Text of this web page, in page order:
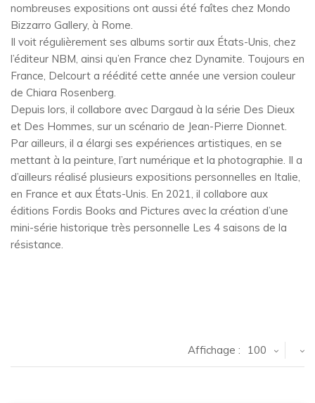
nombreuses expositions ont aussi été faîtes chez Mondo
Bizzarro Gallery, à Rome.
Il voit régulièrement ses albums sortir aux États-Unis, chez
l’éditeur NBM, ainsi qu’en France chez Dynamite. Toujours en
France, Delcourt a réédité cette année une version couleur
de Chiara Rosenberg.
Depuis lors, il collabore avec Dargaud à la série Des Dieux
et Des Hommes, sur un scénario de Jean-Pierre Dionnet.
Par ailleurs, il a élargi ses expériences artistiques, en se
mettant à la peinture, l’art numérique et la photographie. Il a
d’ailleurs réalisé plusieurs expositions personnelles en Italie,
en France et aux États-Unis. En 2021, il collabore aux
éditions Fordis Books and Pictures avec la création d’une
mini-série historique très personnelle Les 4 saisons de la
résistance.
Affichage : 100